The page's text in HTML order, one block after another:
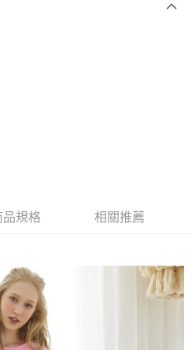
、不需儲值。
，即可結帳。
付款。
付」後，將跳轉至「AFTEE先享後付」
)免運費
品規格 相關推薦